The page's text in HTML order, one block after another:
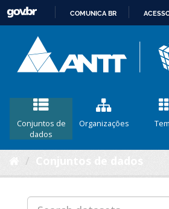
COMUNICA BR
Conjuntos de
dados
Organizações